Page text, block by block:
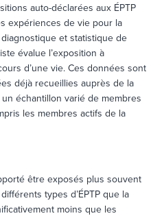
auto-déclarées aux ÉPTP
expériences de vie pour la
et statistique de
évalue l’exposition à
d’une vie. Ces données sont
déjà recueillies auprès de la
échantillon varié de membres
les membres actifs de la
être exposés plus souvent
types d’ÉPTP que la
moins que les